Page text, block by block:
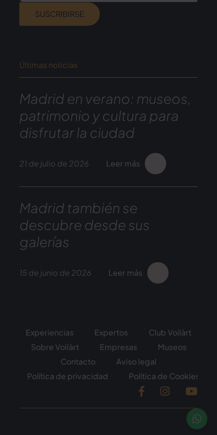
SUSCRIBIRSE
Últimas noticias
Madrid en verano: museos,
patrimonio y cultura para
disfrutar la ciudad
21 de julio de 2026 Leer más
Madrid también se
descubre desde sus
galerías
15 de junio de 2026 Leer más
Experiencias Expertos
Club Voilàrt
Sobre Voilàrt
Empresas
Museos
Contacto
Aviso legal
Política de privacidad
Política de Cookies
FacebookInstagram